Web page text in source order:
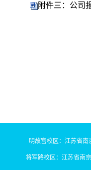
附件三：公司
明故宫校区：江苏省南
将军路校区：江苏省南